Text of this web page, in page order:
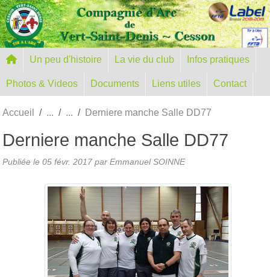
Un peu d'histoire La vie du club Infos pratiques
Photos & Videos Documents Liens utiles Contact
Accueil Derniere manche Salle DD77
Derniere manche Salle DD77
Publiée le 05 févr. 2017 par Emmanuel SOINNE
Panneau de gestion des cookies